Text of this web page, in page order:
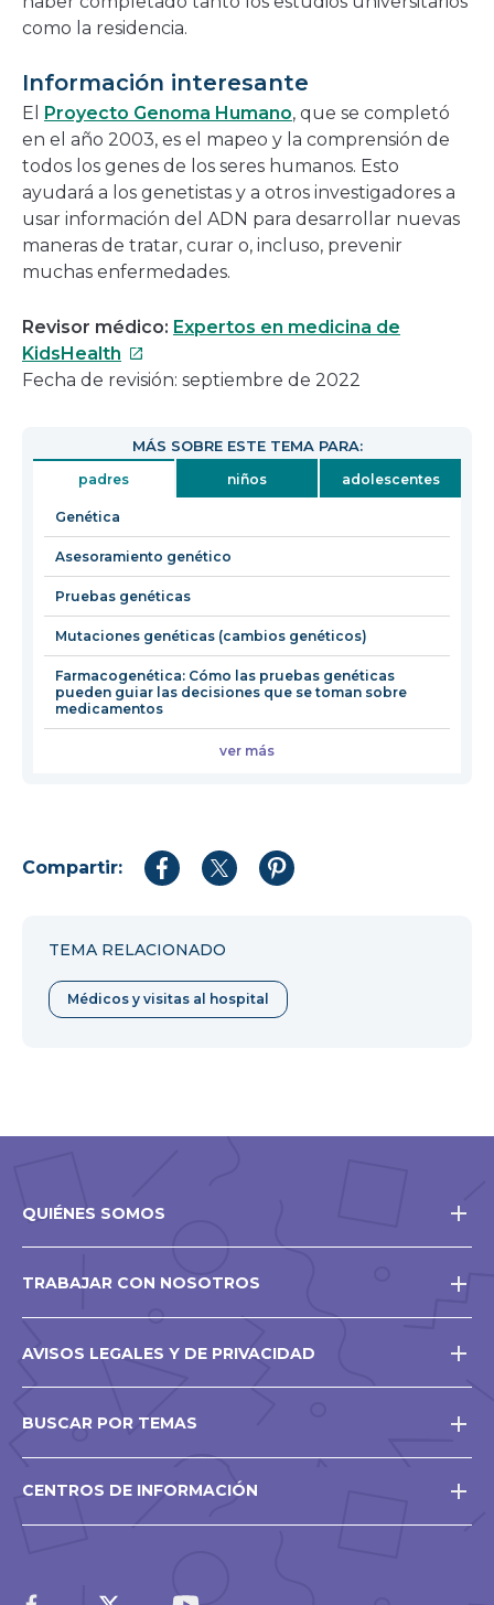
como la residencia.
Información interesante
El Proyecto Genoma Humano, que se completó
en el año 2003, es el mapeo y la comprensión de
todos los genes de los seres humanos. Esto
ayudará a los genetistas y a otros investigadores a
usar información del ADN para desarrollar nuevas
maneras de tratar, curar o, incluso, prevenir
muchas enfermedades.
Revisor médico: Expertos en medicina de
KidsHealth Este
enlace
en
una
ventana
Fecha de revisión: septiembre de 2022
MÁS SOBRE ESTE TEMA PARA:
padres niños adolescentes
Genética
Asesoramiento genético
Pruebas genéticas
Mutaciones genéticas (cambios genéticos)
Farmacogenética: Cómo las pruebas genéticas
pueden guiar las decisiones que se toman sobre
medicamentos
ver más
Compartir:
CompartirCompartirCompartir
TEMA RELACIONADO
Médicos y visitas al hospital
QUIÉNES SOMOS
TRABAJAR CON NOSOTROS
AVISOS LEGALES Y DE PRIVACIDAD
BUSCAR POR TEMAS
CENTROS DE INFORMACIÓN